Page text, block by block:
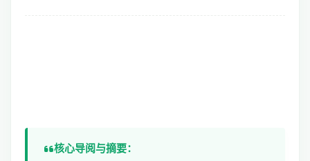
核心导阅与摘要：